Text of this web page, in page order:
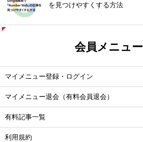
を見つけやすくする方法
会員メニュー
マイメニュー登録・ログイン
マイメニュー退会（有料会員退会）
有料記事一覧
利用規約